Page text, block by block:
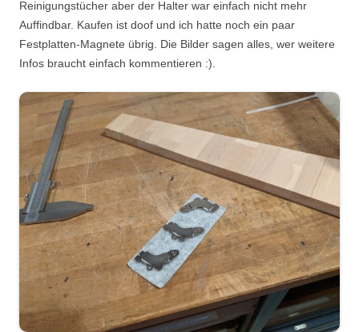
Reinigungstücher aber der Halter war einfach nicht mehr
Auffindbar. Kaufen ist doof und ich hatte noch ein paar
Festplatten-Magnete übrig. Die Bilder sagen alles, wer weitere
Infos braucht einfach kommentieren :).